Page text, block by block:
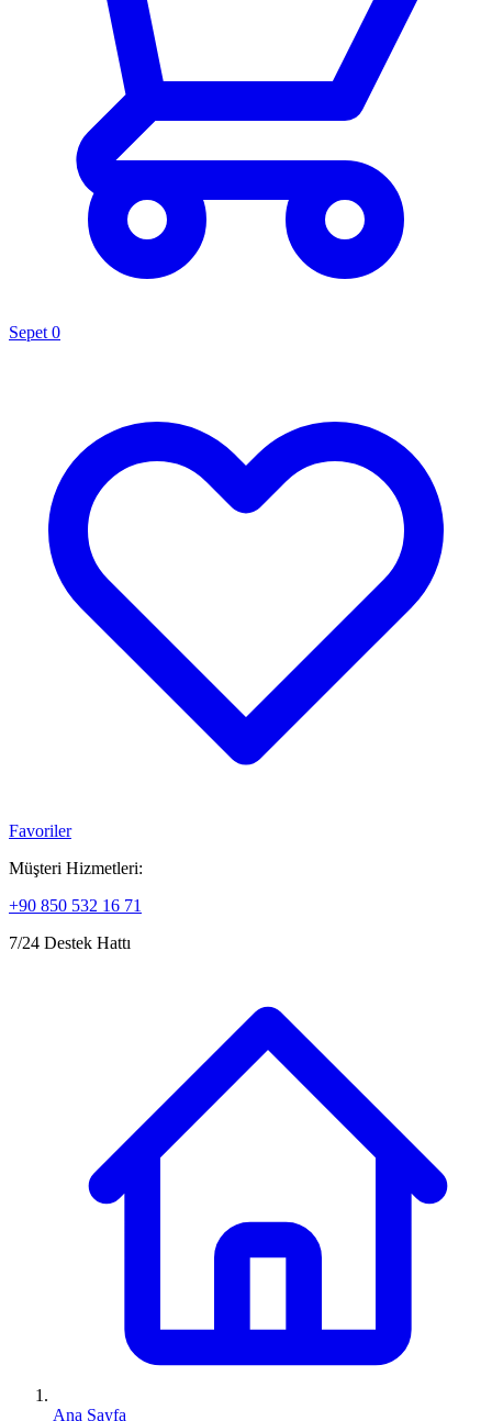
Sepet 0
Favoriler
Müşteri Hizmetleri:
+90 850 532 16 71
7/24 Destek Hattı
Ana Sayfa